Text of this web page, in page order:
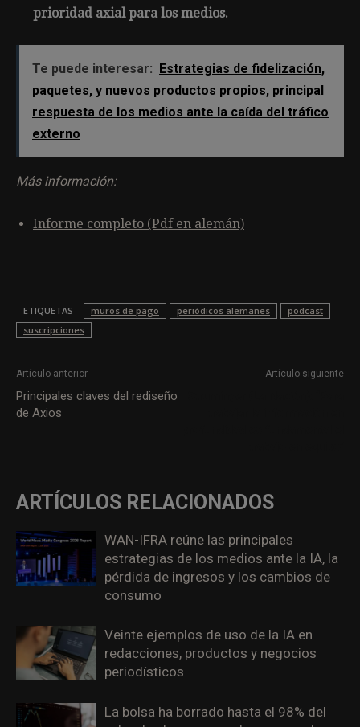
prioridad axial para los medios.
Te puede interesar: Estrategias de fidelización,
paquetes, y nuevos productos propios, principal
respuesta de los medios ante la caída del tráfico
externo
Más información:
Informe completo (Pdf en alemán)
ETIQUETAS muros de pago periódicos alemanes
podcast
suscripciones
Artículo anterior
Principales claves del rediseño
de Axios
Artículo siguiente
ARTÍCULOS RELACIONADOS
WAN-IFRA reúne las principales
estrategias de los medios ante la IA, la
pérdida de ingresos y los cambios de
consumo
Veinte ejemplos de uso de la IA en
redacciones, productos y negocios
periodísticos
La bolsa ha borrado hasta el 98% del